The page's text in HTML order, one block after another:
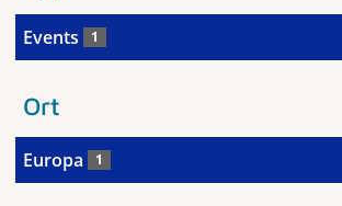
Events 1
Ort
Europa 1